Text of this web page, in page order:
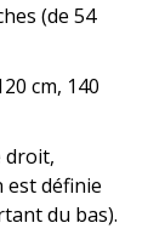
(de 54
cm, 140
droit,
est définie
du bas).